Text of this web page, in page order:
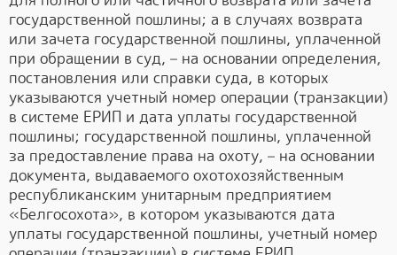
государственной пошлины; а в случаях возврата
или зачета государственной пошлины, уплаченной
при обращении в суд, – на основании определения,
постановления или справки суда, в которых
указываются учетный номер операции (транзакции)
в системе ЕРИП и дата уплаты государственной
пошлины; государственной пошлины, уплаченной
за предоставление права на охоту, – на основании
документа, выдаваемого охотохозяйственным
республиканским унитарным предприятием
«Белгосохота», в котором указываются дата
уплаты государственной пошлины, учетный номер